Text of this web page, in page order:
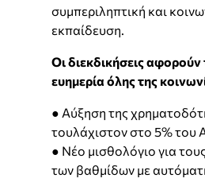
συμπεριληπτική και
εκπαίδευση.
Οι διεκδικήσεις
ευημερία όλης της
● Αύξηση της
τουλάχιστον στο 5% του
● Νέο μισθολόγιο για
των βαθμίδων με